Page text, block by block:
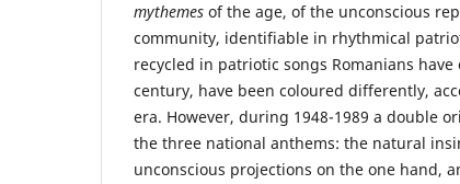
mythemes of the age, of the unconscious
community, identifiable in rhythmical
recycled in patriotic songs Romanians
century, have been coloured differently,
era. However, during 1948-1989 a double
the three national anthems: the natural
unconscious projections on the one hand,